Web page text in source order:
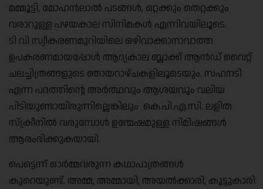
മമ്മൂട്ടി, മോഹൻലാൽ പടങ്ങൾ, ഒറ്റക്കും തെറ്റക്കും
വരാറുള്ള പഴയകാല സിനിമകൾ എന്നിവയിലൂടെ.
ടി വി സ്വീകരണമുറിയിലെ ഒഴിവാക്കാനാവാത്ത
ഉപകരണമായപ്പോൾ ആദ്യകാല ബ്ലാക്ക് ആൻഡ് വൈറ്റ്
ചലച്ചിത്രങ്ങളുടെ ഞായറാഴ്ചകളിലൂടെയും. സഹനടി
എന്ന പദത്തിന്റെ അർത്ഥവും ആശയവും വലിയ
പിടിയുണ്ടായിരുന്നില്ലെങ്കിലും കെ.പി.എ.സി. ലളിത
സ്‌ക്രീനിൽ വരുമ്പോൾ ഉന്മേഷമുള്ള നിമിഷങ്ങൾ
ആരംഭിക്കുകയായി.
പെട്ടെന്ന് ഓർമ്മവരുന്ന കഥാപാത്രങ്ങൾ
കുറെയുണ്ട്. അമ്മ, അമ്മായി, അയൽക്കാരി, കൂട്ടുകാരി